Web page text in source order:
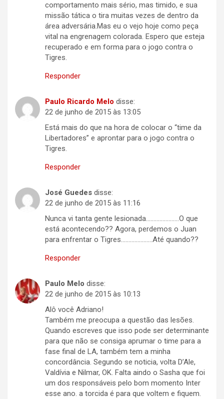
comportamento mais sério, mas timido, e sua
missão tática o tira muitas vezes de dentro da
área adversária.Mas eu o vejo hoje como peça
vital na engrenagem colorada. Espero que esteja
recuperado e em forma para o jogo contra o
Tigres.
Responder
Paulo Ricardo Melo disse:
22 de junho de 2015 às 13:05
Está mais do que na hora de colocar o “time da
Libertadores” e aprontar para o jogo contra o
Tigres.
Responder
José Guedes disse:
22 de junho de 2015 às 11:16
Nunca vi tanta gente lesionada………………….O que
está acontecendo?? Agora, perdemos o Juan
para enfrentar o Tigres…………………Até quando??
Responder
Paulo Melo disse:
22 de junho de 2015 às 10:13
Alô você Adriano!
Também me preocupa a questão das lesões.
Quando escreves que isso pode ser determinante
para que não se consiga aprumar o time para a
fase final de LA, também tem a minha
concordância. Segundo se noticia, volta D’Ale,
Valdívia e Nilmar, OK. Falta aindo o Sasha que foi
um dos responsáveis pelo bom momento Inter
esse ano. a torcida é para que voltem e fiquem.